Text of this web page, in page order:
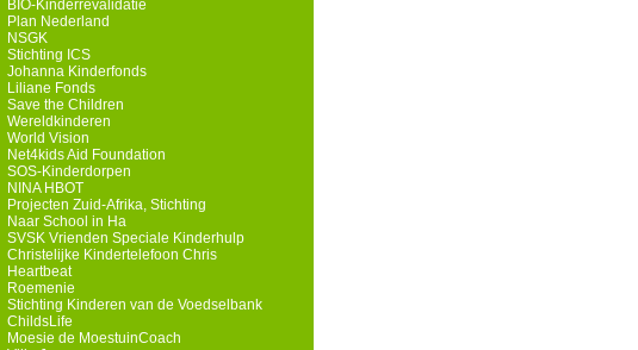
BIO-Kinderrevalidatie
Plan Nederland
NSGK
Stichting ICS
Johanna Kinderfonds
Liliane Fonds
Save the Children
Wereldkinderen
World Vision
Net4kids Aid Foundation
SOS-Kinderdorpen
NINA HBOT
Projecten Zuid-Afrika, Stichting
Naar School in Ha
SVSK Vrienden Speciale Kinderhulp
Christelijke Kindertelefoon Chris
Heartbeat
Roemenie
Stichting Kinderen van de Voedselbank
ChildsLife
Moesie de MoestuinCoach